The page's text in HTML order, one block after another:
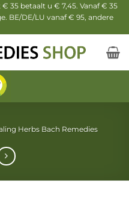
35 betaalt u € 7,45. Vanaf € 35
BE/DE/LU vanaf € 95, andere
Herbs Bach Remedies